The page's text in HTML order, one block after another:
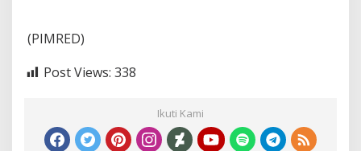
(PIMRED)
Post Views: 338
Ikuti Kami